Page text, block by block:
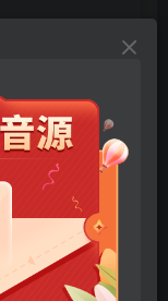
久会员免费
，可保存购买订单